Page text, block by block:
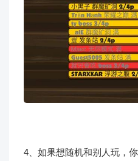
4、如果想随机和别人玩，